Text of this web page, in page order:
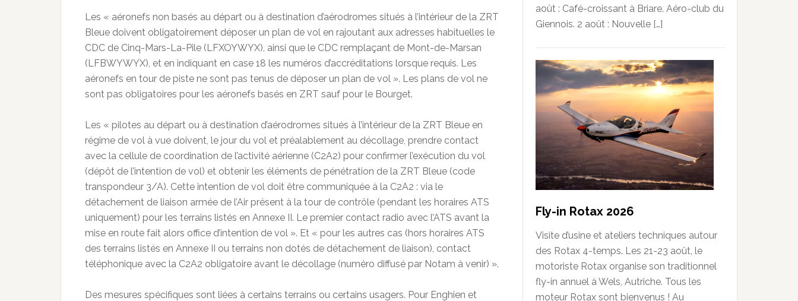
Les « aéronefs non basés au départ ou à destination d’aérodromes situés à l’intérieur de la ZRT
Bleue doivent obligatoirement déposer un plan de vol en rajoutant aux adresses habituelles le
CDC de Cinq-Mars-La-Pile (LFXOYWYX), ainsi que le CDC remplaçant de Mont-de-Marsan
(LFBWYWYX), et en indiquant en case 18 les numéros d’accréditations lorsque requis. Les
aéronefs en tour de piste ne sont pas tenus de déposer un plan de vol ». Les plans de vol ne
sont pas obligatoires pour les aéronefs basés en ZRT sauf pour le Bourget.
Les « pilotes au départ ou à destination d’aérodromes situés à l’intérieur de la ZRT Bleue en
régime de vol à vue doivent, le jour du vol et préalablement au décollage, prendre contact
avec la cellule de coordination de l’activité aérienne (C2A2) pour confirmer l’exécution du vol
(dépôt de l’intention de vol) et obtenir les éléments de pénétration de la ZRT Bleue (code
transpondeur 3/A). Cette intention de vol doit être communiquée à la C2A2 : via le
détachement de liaison armée de l’Air présent à la tour de contrôle (pendant les horaires ATS
uniquement) pour les terrains listés en Annexe II. Le premier contact radio avec l’ATS avant la
mise en route fait alors office d’intention de vol ». Et « pour les autres cas (hors horaires ATS
des terrains listés en Annexe II ou terrains non dotés de détachement de liaison), contact
téléphonique avec la C2A2 obligatoire avant le décollage (numéro diffusé par Notam à venir) ».
Des mesures spécifiques sont liées à certains terrains ou certains usagers. Pour Enghien et
août : Café-croissant à Briare. Aéro-club du
Giennois. 2 août : Nouvelle […]
Fly-in Rotax 2026
Visite d’usine et ateliers techniques autour
des Rotax 4-temps. Les 21-23 août, le
motoriste Rotax organise son traditionnel
fly-in annuel à Wels, Autriche. Tous les
moteur Rotax sont bienvenus ! Au